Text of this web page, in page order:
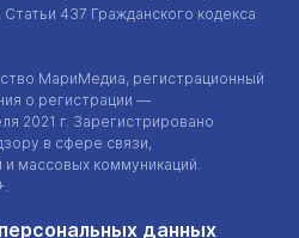
437 Гражданского кодекса
МариМедиа, регистрационный
о регистрации —
2021 г. Зарегистрировано
в сфере связи,
массовых коммуникаций.
данных